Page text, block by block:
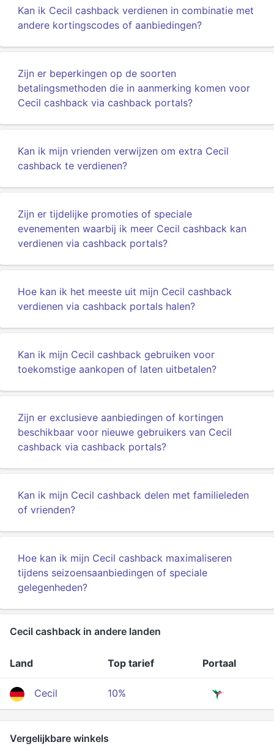
Kan ik Cecil cashback verdienen in combinatie met
andere kortingscodes of aanbiedingen?
Zijn er beperkingen op de soorten
betalingsmethoden die in aanmerking komen voor
Cecil cashback via cashback portals?
Kan ik mijn vrienden verwijzen om extra Cecil
cashback te verdienen?
Zijn er tijdelijke promoties of speciale
evenementen waarbij ik meer Cecil cashback kan
verdienen via cashback portals?
Hoe kan ik het meeste uit mijn Cecil cashback
verdienen via cashback portals halen?
Kan ik mijn Cecil cashback gebruiken voor
toekomstige aankopen of laten uitbetalen?
Zijn er exclusieve aanbiedingen of kortingen
beschikbaar voor nieuwe gebruikers van Cecil
cashback via cashback portals?
Kan ik mijn Cecil cashback delen met familieleden
of vrienden?
Hoe kan ik mijn Cecil cashback maximaliseren
tijdens seizoensaanbiedingen of speciale
gelegenheden?
Cecil cashback in andere landen
Land Top tarief Portaal
Cecil 10%
Vergelijkbare winkels